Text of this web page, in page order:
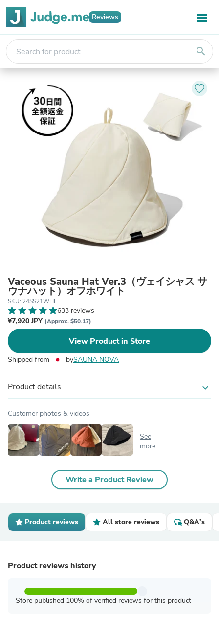
Reviews
search
Vaceous Sauna Hat Ver.3（ヴェイシャス サ
ウナハット）オフホワイト
SKU: 24SS21WHF
633 reviews
¥7,920 JPY (Approx. $50.17)
View Product in Store
Shipped from bySAUNA NOVA
Product details expand_more
Customer photos & videos
See
more
Write a Product Review
Product reviews All store reviews Q&A's
Product reviews history
Store published 100% of verified reviews for this product